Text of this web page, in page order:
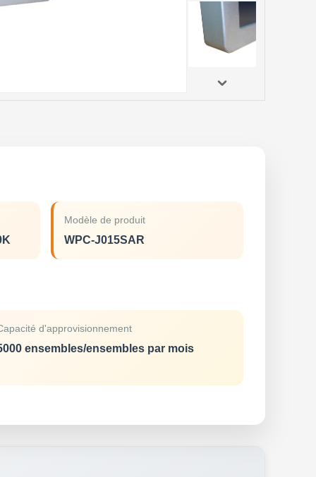
Modèle de produit
WPC-J015SAR
d'approvisionnement
ensembles/ensembles par mois